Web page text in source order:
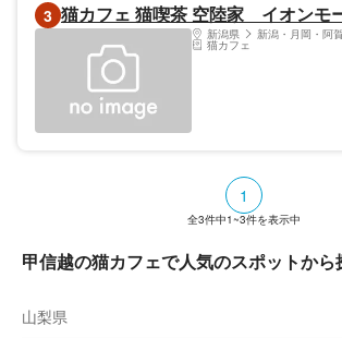
3 猫カフェ 猫喫茶 空陸家 イオンモ
新潟県 新潟・月岡・阿
猫カフェ
1
全3件中1~3件を表示中
甲信越の猫カフェで人気のスポットから
山梨県